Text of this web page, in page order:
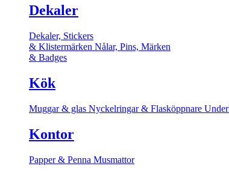
Dekaler
Dekaler, Stickers
& Klistermärken Nålar, Pins, Märken
& Badges
Kök
Muggar & glas Nyckelringar & Flasköppnare
Kontor
Papper & Penna Musmattor